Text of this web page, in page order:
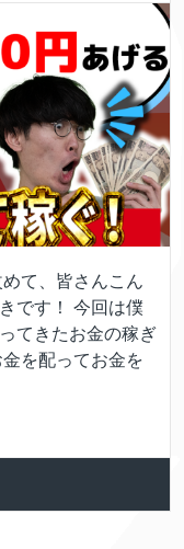
て、皆さんこん
です！ 今回は僕
てきたお金の稼ぎ
を配ってお金を